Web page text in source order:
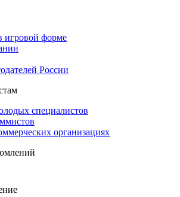
игровой форме
России
специалистов
организациях